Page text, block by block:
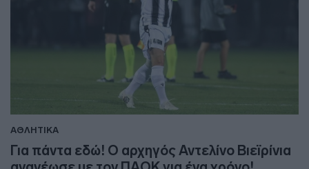
ΑΘΛΗΤΙΚΑ
Για πάντα εδώ! Ο αρχηγός Αντελίνο Βιεϊρίνια